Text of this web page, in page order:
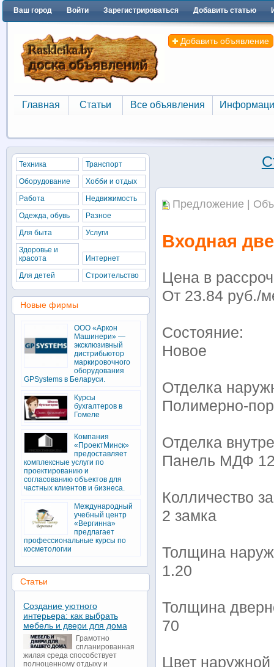
Ваш город Войти Зарегистрироваться Добавить статью
Добавить объявление
Главная
Главная
Статьи
Статьи
Все объявления
Все объявления
Предложение |
Входная
Цена в
От 23.84 руб./
Состояние:
Новое
Отделка
Полимерно-
Отделка
Панель МДФ
Колличество
2 замка
Толщина
1.20
Толщина
70
Цвет наружной
Техника
Транспорт
Оборудование
Хобби и отдых
Работа
Недвижимость
Одежда, обувь
Разное
Для быта
Услуги
Здоровье и
красота
Интернет
Для детей
Строительство
Новые фирмы
ООО «Аркон
Машинери» —
эксклюзивный
дистрибьютор
маркировочного
оборудования
GPSystems в Беларуси.
Курсы
бухгалтеров в
Гомеле
Компания
«ПроектМинск»
предоставляет
комплексные услуги по
проектированию и
согласованию объектов для
частных клиентов и бизнеса.
Международный
учебный центр
«Вергинна»
предлагает
профессиональные курсы по
косметологии
Статьи
Создание уютного
интерьера: как выбрать
мебель и двери для дома
Грамотно
спланированная
жилая среда способствует
полноценному отдыху и